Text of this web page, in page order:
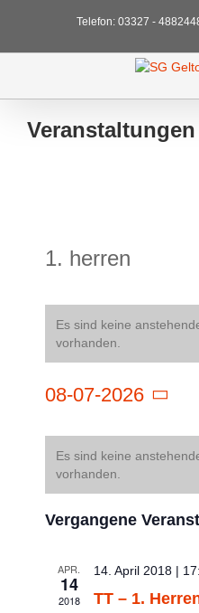
Telefon: 03327 -
Veranstaltungen
1. herren
Es sind keine
vorhanden.
08-07-2026
wählen.
Kalender
von
Veranstaltungen
Es sind keine
vorhanden.
Vergangene
APR.
14
2018
14. April 2018 |
TT – 1.